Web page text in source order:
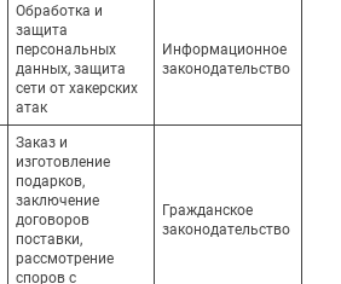
Обработка и
защита
персональных
данных, защита
сети от хакерских
атак
Информационное
законодательство
Заказ и
изготовление
подарков,
заключение
договоров
поставки,
рассмотрение
споров с
Гражданское
законодательство